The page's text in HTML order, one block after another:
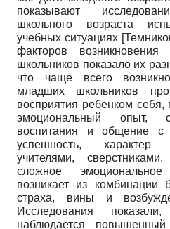
показывают
школьного возраста
учебных ситуациях [
факторов
школьников показало их
что чаще всего
младших школьников
восприятия ребенком
эмоциональный опыт,
воспитания и общение с
успешность,
учителями,
сложное
возникает из комбинации
страха, вины и
Исследования
наблюдается